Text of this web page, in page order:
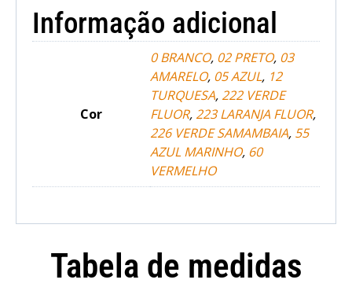
Informação adicional
Cor
0 BRANCO, 02 PRETO, 03
AMARELO, 05 AZUL, 12
TURQUESA, 222 VERDE
FLUOR, 223 LARANJA FLUOR,
226 VERDE SAMAMBAIA, 55
AZUL MARINHO, 60
VERMELHO
Tabela de medidas